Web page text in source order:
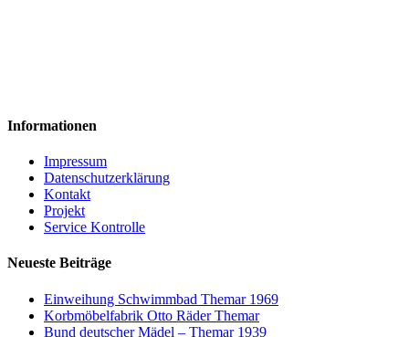
Informationen
Impressum
Datenschutzerklärung
Kontakt
Projekt
Service Kontrolle
Neueste Beiträge
Einweihung Schwimmbad Themar 1969
Korbmöbelfabrik Otto Räder Themar
Bund deutscher Mädel – Themar 1939